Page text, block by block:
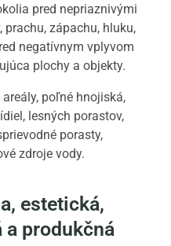
pred nepriaznivými
zápachu, hluku,
negatívnym vplyvom
plochy a objekty.
poľné hnojiská,
lesných porastov,
porasty,
zdroje vody.
estetická,
a produkčná